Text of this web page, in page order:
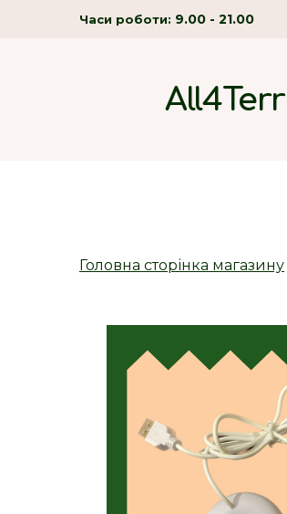
Часи роботи: 9.00 - 21.00
All4Terr
Головна сторінка магазину